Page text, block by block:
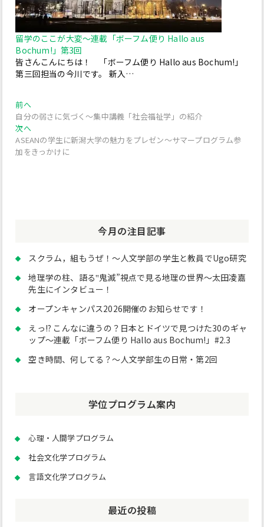
留学のここが大変～連載「ボーフム便り Hallo aus
Bochum!」第3回
皆さんこんにちは！ 「ボーフム便り Hallo aus Bochum!」
第三回担当の今川です。 新入…
投
稿
ナ
ン
前へ過
去
の
投
稿:
自分の弱さに気づく～集中講義「社会福祉学」の紹介
次へ次
の
投
ASEANの学生に新潟大学の魅力をプレゼン～サマープログラム参
加をきっかけに
今月の注目記事
スクラム，組もうぜ！～人文学部の学生と教員でUgo研究
地理学の柱、語る‟鬼滅”視点で見る地理の世界～太田凌嘉
先生にインタビュー！
オープンキャンパス2026開催のお知らせです！
えっ!? こんなに違うの？日本とドイツで見つけた30のギャ
ップ～連載「ボーフム便り Hallo aus Bochum!」#2.3
空き時間、何してる？～人文学部生の日常・第2回
学位プログラム案内
心理・人間学プログラム
社会文化学プログラム
言語文化学プログラム
最近の投稿